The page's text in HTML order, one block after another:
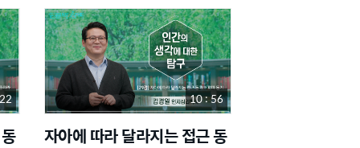
10 : 56
자아에 따라 달라지는 접근 동